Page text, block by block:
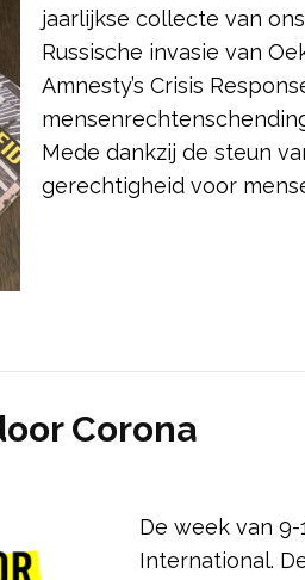
jaarlijkse collecte van
Russische invasie van
Amnesty’s Crisis
Mede dankzij de steun
gerechtigheid voor
Corona
De week van
International.